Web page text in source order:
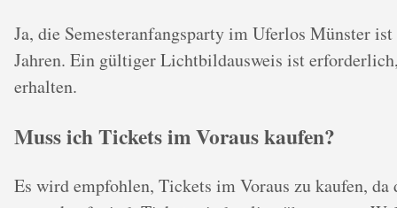
Ja, die Semesteranfangsparty im Uferlos Münster
Jahren. Ein gültiger Lichtbildausweis ist
erhalten.
Muss ich Tickets im Voraus kaufen?
Es wird empfohlen, Tickets im Voraus zu kaufen, da